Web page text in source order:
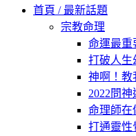
首頁 / 最新話題
宗教命理
命運最重
打破人生
神啊！教
2022問
命理師在
打通靈性